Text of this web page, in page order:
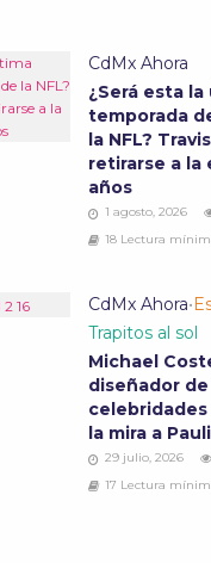
CdMx Ahora
¿Será esta
temporada
la NFL?
retirarse a la
años
1 agosto, 2026
18 Lectura
CdMx Ahora•
Trapitos al sol
Michael
diseñador de
la mira a
29 julio, 2026
17 Lectura